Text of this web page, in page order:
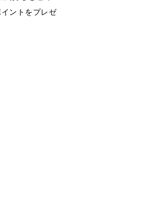
ントをプレゼ